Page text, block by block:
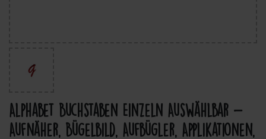
Alphabet Buchstaben Einzeln Auswählbar -
Aufnäher, Bügelbild, Aufbügler, Applikationen,